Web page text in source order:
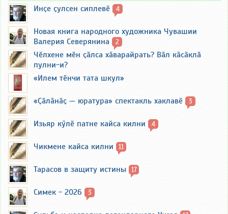
Инҫе ҫулсен сиплевӗ 4
Новая книга народного художника Чувашии
Валерия Северянина
2
Чӗлхене мӗн ҫӑлса хӑварайрать? Вӑл кӑсӑклӑ
пулни-и?
«Илем тӗнчи тата шкул»
«Ҫӑлӑнӑҫ — юратура» спектакль хаклавӗ 3
Изьяр кӳлӗ патне кайса килни 4
Чикмене кайса килни 11
Тарасов в защиту истины 17
Симек - 2026 3